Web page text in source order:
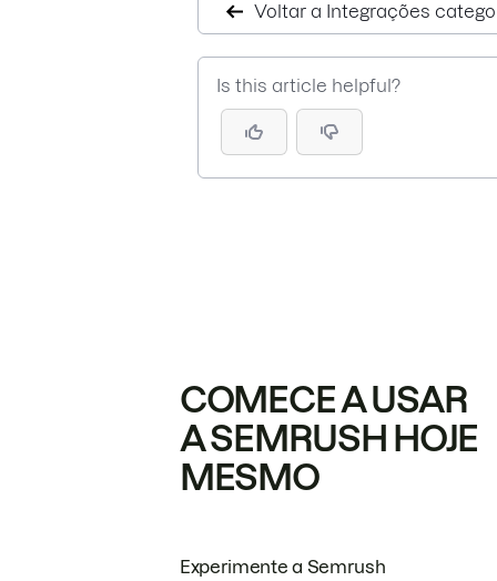
Voltar a Integrações
Is this article helpful?
COMECE A USAR
A SEMRUSH HOJE
MESMO
Experimente a Semrush